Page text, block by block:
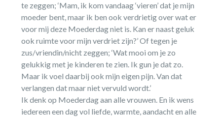
te zeggen; ‘Mam, ik kom vandaag ‘vieren’ dat je mijn
moeder bent, maar ik ben ook verdrietig over wat er
voor mij deze Moederdag niet is. Kan er naast geluk
ook ruimte voor mijn verdriet zijn?’ Of tegen je
zus/vriendin/nicht zeggen; ‘Wat mooi om je zo
gelukkig met je kinderen te zien. Ik gun je dat zo.
Maar ik voel daarbij ook mijn eigen pijn. Van dat
verlangen dat maar niet vervuld wordt.’
Ik denk op Moederdag aan alle vrouwen. En ik wens
iedereen een dag vol liefde, warmte, aandacht en alle